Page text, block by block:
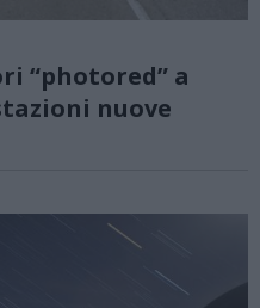
“photored” a
nuove